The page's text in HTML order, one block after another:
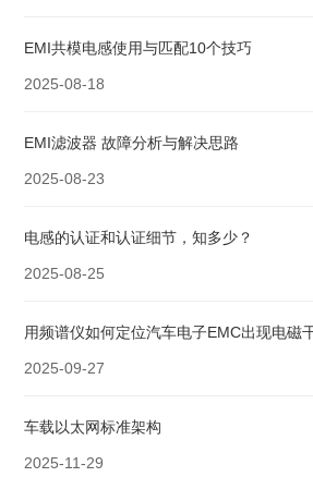
EMI共模电感使用与匹配10个技巧
2025-08-18
EMI滤波器 故障分析与解决思路
2025-08-23
电感的认证和认证细节，知多少？
2025-08-25
用频谱仪如何定位汽车电子EMC出现电磁
2025-09-27
车载以太网标准架构
2025-11-29